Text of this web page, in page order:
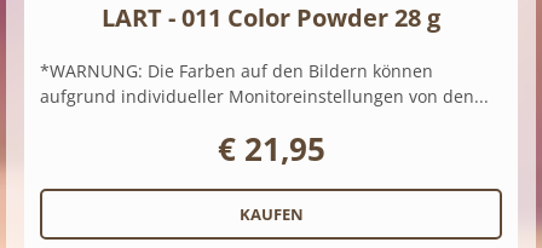
LART - 011 Color Powder 28 g
*WARNUNG: Die Farben auf den Bildern können
aufgrund individueller Monitoreinstellungen von den...
€ 21,95